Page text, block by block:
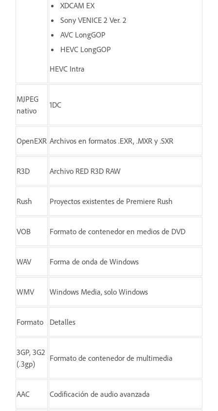
XDCAM EX
Sony VENICE 2 Ver. 2
AVC LongGOP
HEVC LongGOP
HEVC Intra
MJPEG
nativo
1DC
OpenEXR Archivos en formatos .EXR, .MXR y .SXR
R3D Archivo RED R3D RAW
Rush Proyectos existentes de Premiere Rush
VOB Formato de contenedor en medios de DVD
WAV Forma de onda de Windows
WMV Windows Media, solo Windows
Formato Detalles
3GP, 3G2
(.3gp)
Formato de contenedor de multimedia
AAC Codificación de audio avanzada